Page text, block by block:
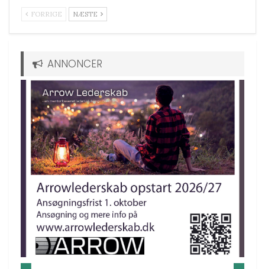
FORRIGE NÆSTE
ANNONCER